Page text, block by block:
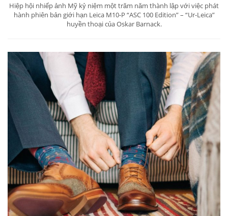
Hiệp hội nhiếp ảnh Mỹ kỷ niệm một trăm năm thành lập với việc phát
hành phiên bản giới hạn Leica M10-P “ASC 100 Edition” – “Ur-Leica”
huyền thoại của Oskar Barnack.